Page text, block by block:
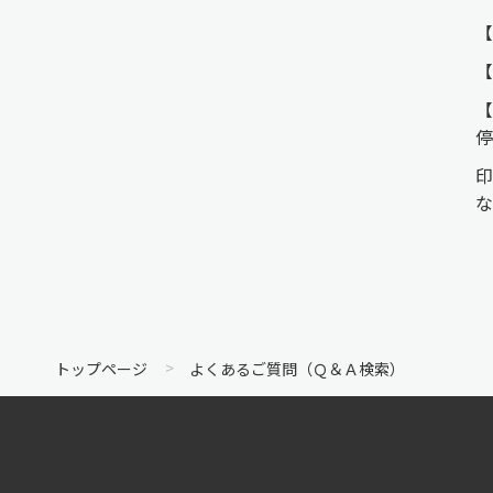
トップページ よくあるご質問（Ｑ＆Ａ検索）